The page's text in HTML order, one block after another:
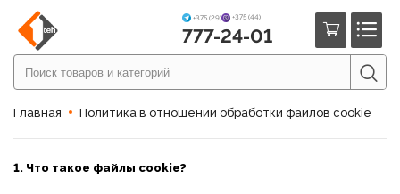
+375 (29) +375 (44)
777-24-01
Главная Политика в отношении обработки файлов cookie
1. Что такое файлы cookie?